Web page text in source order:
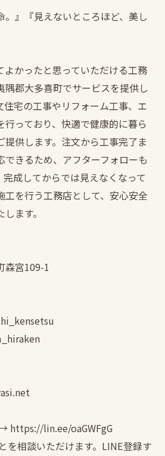
。』『見えないところほど、美し
よかったと思っていただける工務
隅郡大多喜町でサービスを提供し
住宅の工事やリフォーム工事、エ
行っており、快適で健康的に暮ら
供します。注文から工事完了ま
できるため、アフターフォローも
完成してからでは見えなくなって
工を行う工務店として、安心安全
ます。
森宮109-1
https://lin.ee/oaGWFgG
を相談いただけます。LINE登録す